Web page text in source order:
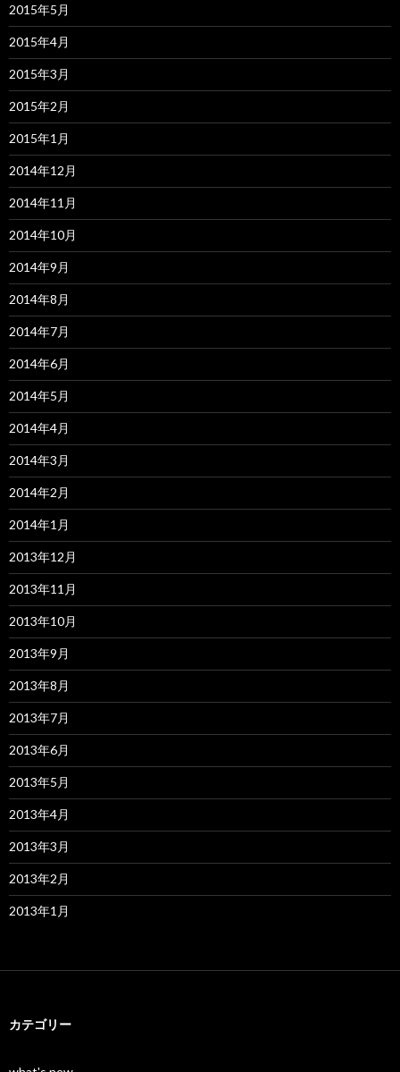
2015年5月
2015年4月
2015年3月
2015年2月
2015年1月
2014年12月
2014年11月
2014年10月
2014年9月
2014年8月
2014年7月
2014年6月
2014年5月
2014年4月
2014年3月
2014年2月
2014年1月
2013年12月
2013年11月
2013年10月
2013年9月
2013年8月
2013年7月
2013年6月
2013年5月
2013年4月
2013年3月
2013年2月
2013年1月
カテゴリー